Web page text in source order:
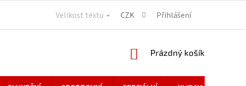
Velikost textu CZK Přihlášení
NÁKUPNÍ
Prázdný košík